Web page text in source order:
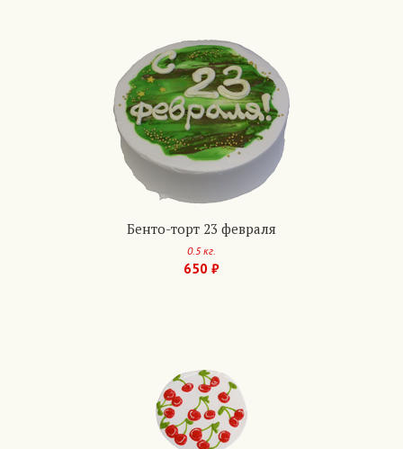
Бенто-торт 23 февраля
0.5 кг.
650 ₽